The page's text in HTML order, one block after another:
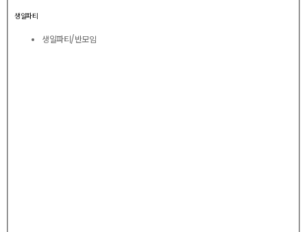
생일파티
생일파티/반모임